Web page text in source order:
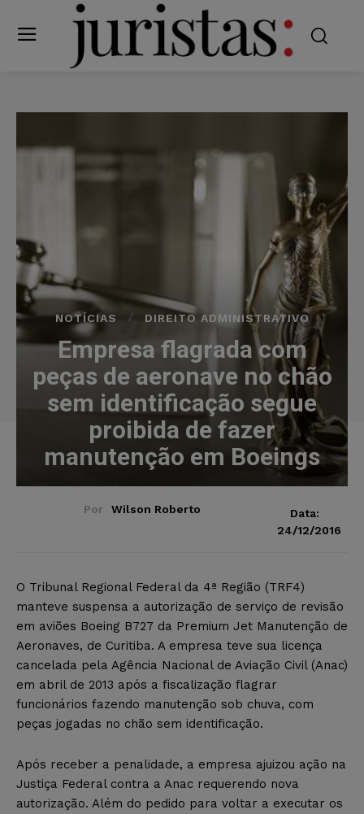
NOTÍCIAS DIREITO ADMINISTRATIVO
Empresa flagrada com
peças de aeronave no chão
sem identificação segue
proibida de fazer
manutenção em Boeings
Por Wilson Roberto
Data:
24/12/2016
O Tribunal Regional Federal da 4ª Região (TRF4)
manteve suspensa a autorização de serviço de revisão
em aviões Boeing B727 da Premium Jet Manutenção de
Aeronaves, de Curitiba. A empresa teve sua licença
cancelada pela Agência Nacional de Aviação Civil (Anac)
em abril de 2013 após a fiscalização flagrar
funcionários fazendo manutenção sob chuva, com
peças jogadas no chão sem identificação.
Após receber a penalidade, a empresa ajuizou ação na
Justiça Federal contra a Anac requerendo nova
autorização. Além do pedido para voltar a executar os